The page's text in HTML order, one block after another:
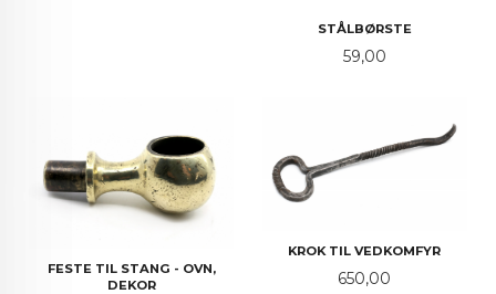
STÅLBØRSTE
Pris
59,00
FESTE TIL STANG - OVN,
DEKOR
KROK TIL VEDKOMFYR
Pris
650,00